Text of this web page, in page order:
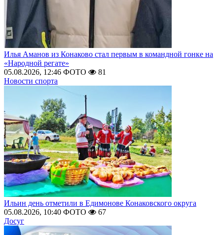
Илья Аманов из Конаково стал первым в командной гонке на
«Народной регате»
05.08.2026, 12:46 ФОТО
81
Новости спорта
Ильин день отметили в Едимонове Конаковского округа
05.08.2026, 10:40 ФОТО
67
Досуг